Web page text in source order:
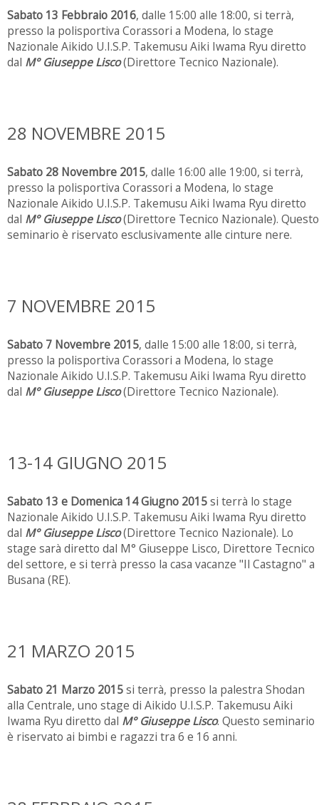
Sabato 13 Febbraio 2016, dalle 15:00 alle 18:00, si terrà,
presso la polisportiva Corassori a Modena, lo stage
Nazionale Aikido U.I.S.P. Takemusu Aiki Iwama Ryu diretto
dal M° Giuseppe Lisco(Direttore Tecnico Nazionale).
28 NOVEMBRE 2015
Sabato 28 Novembre 2015, dalle 16:00 alle 19:00, si terrà,
presso la polisportiva Corassori a Modena, lo stage
Nazionale Aikido U.I.S.P. Takemusu Aiki Iwama Ryu diretto
dal M° Giuseppe Lisco(Direttore Tecnico Nazionale). Questo
seminario è riservato esclusivamente alle cinture nere.
7 NOVEMBRE 2015
Sabato 7 Novembre 2015, dalle 15:00 alle 18:00, si terrà,
presso la polisportiva Corassori a Modena, lo stage
Nazionale Aikido U.I.S.P. Takemusu Aiki Iwama Ryu diretto
dal M° Giuseppe Lisco(Direttore Tecnico Nazionale).
13-14 GIUGNO 2015
Sabato 13 e Domenica 14 Giugno 2015si terrà lo stage
Nazionale Aikido U.I.S.P. Takemusu Aiki Iwama Ryu diretto
dal M° Giuseppe Lisco(Direttore Tecnico Nazionale). Lo
stage sarà diretto dal M° Giuseppe Lisco, Direttore Tecnico
del settore, e si terrà presso la casa vacanze "Il Castagno" a
Busana (RE).
21 MARZO 2015
Sabato 21 Marzo 2015si terrà, presso la palestra Shodan
alla Centrale, uno stage di Aikido U.I.S.P. Takemusu Aiki
Iwama Ryu diretto dal M° Giuseppe Lisco. Questo seminario
è riservato ai bimbi e ragazzi tra 6 e 16 anni.